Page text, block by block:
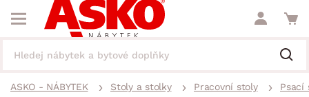
ASKO - NÁBYTEK Stoly a stolky Pracovní stoly Psací